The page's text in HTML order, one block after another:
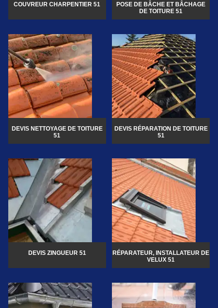
COUVREUR CHARPENTIER 51
POSE DE BÂCHE ET BÂCHAGE
DE TOITURE 51
DEVIS NETTOYAGE DE TOITURE
51
DEVIS RÉPARATION DE TOITURE
51
DEVIS ZINGUEUR 51
RÉPARATEUR, INSTALLATEUR DE
VELUX 51